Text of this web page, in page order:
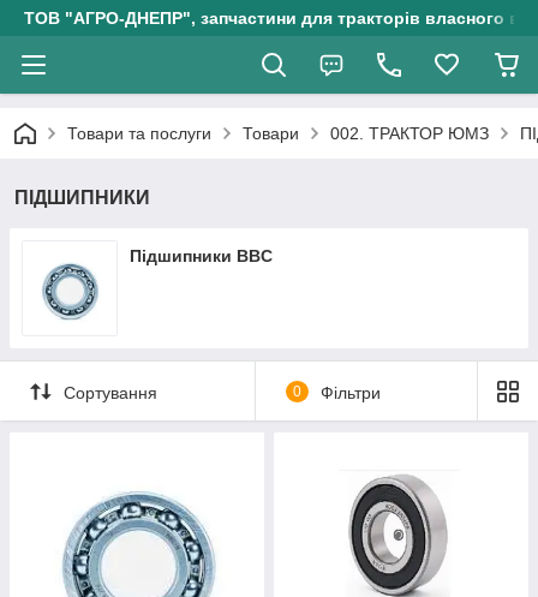
ТОВ "АГРО-ДНЕПР", запчастини для тракторів власного
Товари та послуги Товари 002. ТРАКТОР ЮМЗ
ПІДШИПНИКИ
Підшипники BBC
Сортування 0 Фільтри